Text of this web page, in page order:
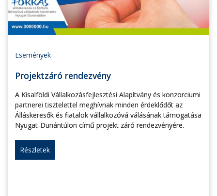
Események
Projektzáró rendezvény
A Kisalföldi Vállalkozásfejlesztési Alapítvány és konzorciumi
partnerei tisztelettel meghívnak minden érdeklődőt az
Álláskeresők és fiatalok vállalkozóvá válásának támogatása
Nyugat-Dunántúlon című projekt záró rendezvényére.
Részletek